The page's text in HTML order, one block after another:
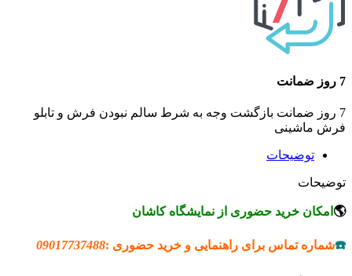
7 روز ضمانت
7 روز ضمانت بازگشت وجه به شرط سالم نبودن فرش و تابلو
فرش ماشینی
توضیحات
توضیحات
🌎 امکان خرید حضوری از نمایشگاه کاشان
☎️شماره تماس برای راهنمایی و خرید حضوری :09017737488